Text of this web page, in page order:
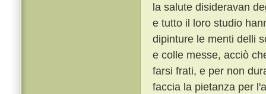
la salute disideravan
e tutto il loro studio
dipinture le menti delli
e colle messe, acciò
farsi frati, e per non
faccia la pietanza per